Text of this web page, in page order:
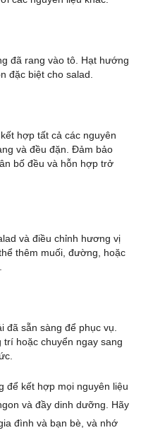
đã rang vào tô. Hạt hướng
đặc biệt cho salad.
hợp tất cả các nguyên
và đều đặn. Đảm bảo
bố đều và hỗn hợp trở
và điều chỉnh hương vị
thêm muối, đường, hoặc
đã sẵn sàng để phục vụ.
hoặc chuyển ngay sang
để kết hợp mọi nguyên liệu
và đầy dinh dưỡng. Hãy
đình và bạn bè, và nhớ